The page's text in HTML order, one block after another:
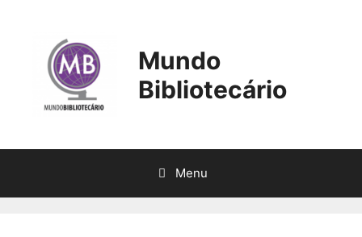
conteúdo
Mundo
Bibliotecário
Menu